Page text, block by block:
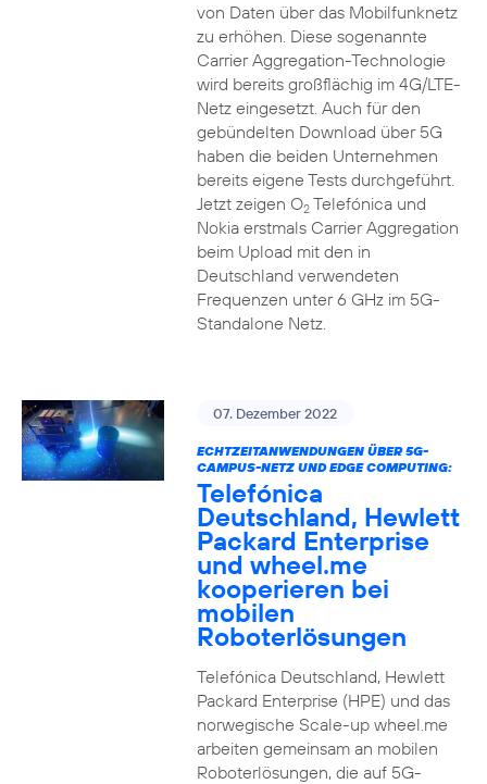
von Daten über das Mobilfunknetz
zu erhöhen. Diese sogenannte
Carrier Aggregation-Technologie
wird bereits großflächig im 4G/LTE-
Netz eingesetzt. Auch für den
gebündelten Download über 5G
haben die beiden Unternehmen
bereits eigene Tests durchgeführt.
Jetzt zeigen O2Telefónica und
Nokia erstmals Carrier Aggregation
beim Upload mit den in
Deutschland verwendeten
Frequenzen unter 6 GHz im 5G-
Standalone Netz.
07. Dezember 2022
ECHTZEITANWENDUNGEN ÜBER 5G-
CAMPUS-NETZ UND EDGE COMPUTING:
Telefónica
Deutschland, Hewlett
Packard Enterprise
und wheel.me
kooperieren bei
mobilen
Roboterlösungen
Telefónica Deutschland, Hewlett
Packard Enterprise (HPE) und das
norwegische Scale-up wheel.me
arbeiten gemeinsam an mobilen
Roboterlösungen, die auf 5G-